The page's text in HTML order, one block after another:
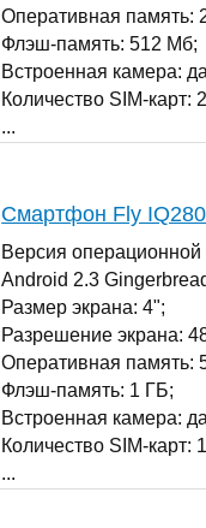
Оперативная память:
Флэш-память: 512 Мб;
Встроенная камера:
Количество SIM-карт:
...
Смартфон Fly
Версия операционной
Android 2.3
Размер экрана: 4";
Разрешение экрана:
Оперативная память:
Флэш-память: 1 ГБ;
Встроенная камера:
Количество SIM-карт:
...